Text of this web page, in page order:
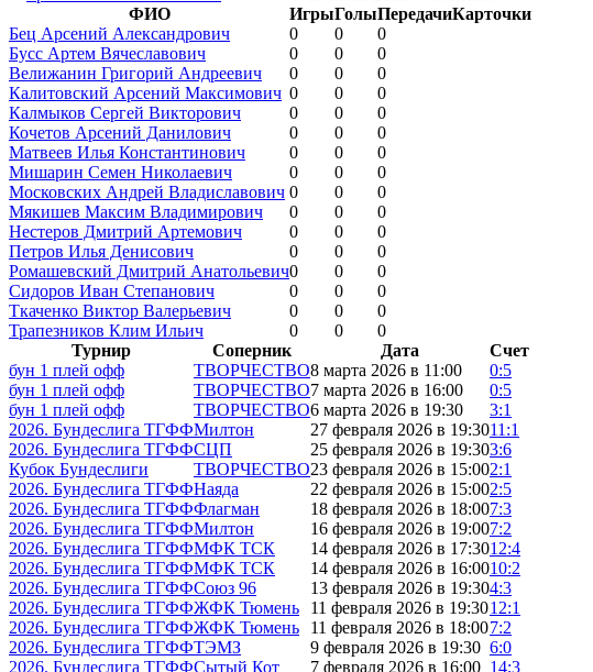
ФИО
ИгрыГолыПередачиКарточки
Бец Арсений Александрович
0 0
0
Бусс Артем Вячеславович
0 0
0
Велижанин Григорий Андреевич
0 0
0
Калитовский Арсений Максимович 0 0
0
Калмыков Сергей Викторович
0 0
0
Кочетов Арсений Данилович
0 0
0
Матвеев Илья Константинович
0 0
0
Мишарин Семен Николаевич
0 0
0
Московских Андрей Владиславович 0 0
0
Мякишев Максим Владимирович
0 0
0
Нестеров Дмитрий Артемович
0 0
0
Петров Илья Денисович
0 0
0
Ромашевский Дмитрий Анатольевич0 0
0
Сидоров Иван Степанович
0 0
0
Ткаченко Виктор Валерьевич
0 0
0
Трапезников Клим Ильич
0 0
0
Турнир
Соперник Дата
Счет
бун 1 плей офф
ТВОРЧЕСТВО8 марта 2026 в 11:00
0:5
бун 1 плей офф
ТВОРЧЕСТВО7 марта 2026 в 16:00
0:5
бун 1 плей офф
ТВОРЧЕСТВО6 марта 2026 в 19:30
3:1
2026. Бундеслига ТГФФМилтон 27 февраля 2026 в 19:3011:1
2026. Бундеслига ТГФФСЦП 25 февраля 2026 в 19:303:6
Кубок Бундеслиги
ТВОРЧЕСТВО23 февраля 2026 в 15:002:1
2026. Бундеслига ТГФФНаяда 22 февраля 2026 в 15:002:5
2026. Бундеслига ТГФФФлагман 18 февраля 2026 в 18:007:3
2026. Бундеслига ТГФФМилтон 16 февраля 2026 в 19:007:2
2026. Бундеслига ТГФФМФК ТСК 14 февраля 2026 в 17:3012:4
2026. Бундеслига ТГФФМФК ТСК 14 февраля 2026 в 16:0010:2
2026. Бундеслига ТГФФСоюз 96 13 февраля 2026 в 19:304:3
2026. Бундеслига ТГФФЖФК Тюмень 11 февраля 2026 в 19:3012:1
2026. Бундеслига ТГФФЖФК Тюмень 11 февраля 2026 в 18:007:2
2026. Бундеслига ТГФФТЭМЗ 9 февраля 2026 в 19:30 6:0
2026. Бундеслига ТГФФСытый Кот 7 февраля 2026 в 16:00 14:3